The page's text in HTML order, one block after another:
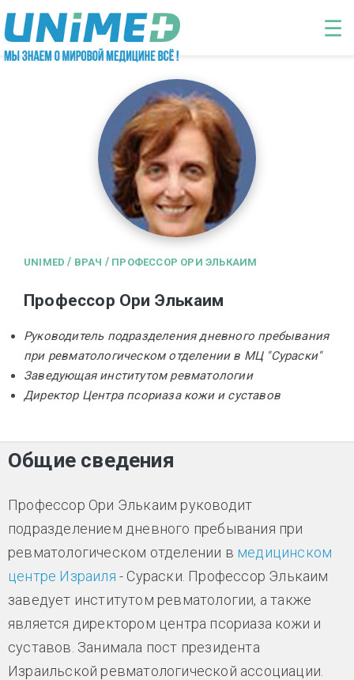
Перейти к основному содержанию
☰
UNIMED / ВРАЧ / ПРОФЕССОР ОРИ ЭЛЬКАИМ
Профессор Ори Элькаим
Руководитель подразделения дневного пребывания
при ревматологическом отделении в МЦ "Сураски"
Заведующая институтом ревматологии
Директор Центра псориаза кожи и суставов
Общие сведения
Профессор Ори Элькаим руководит
подразделением дневного пребывания при
ревматологическом отделении в медицинском
центре Израиля - Сураски. Профессор Элькаим
заведует институтом ревматологии, а также
является директором центра псориаза кожи и
суставов. Занимала пост президента
Израильской ревматологической ассоциации.